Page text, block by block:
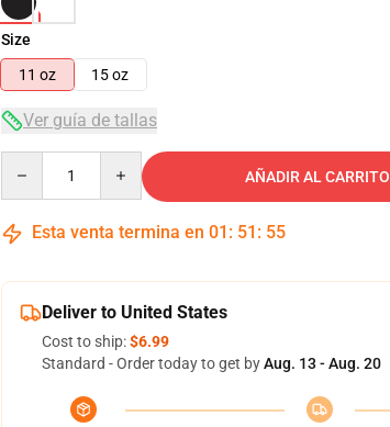
Size
11 oz
15 oz
Ver guía de tallas
AÑADIR AL CARRITO
Esta venta termina en 01 : 51 : 54
Deliver to United States
Cost to ship:$6.99
Standard - Order today to get byAug. 13 - Aug. 20